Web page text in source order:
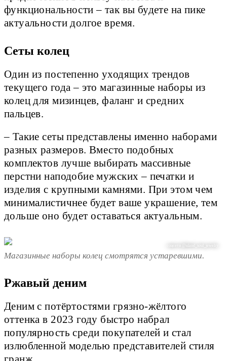
функциональности – так вы будете на пике
актуальности долгое время.
Сеты колец
Один из постепенно уходящих трендов
текущего года – это магазинные наборы из
колец для мизинцев, фаланг и средних
пальцев.
– Такие сеты представлены именно наборами
разных размеров. Вместо подобных
комплектов лучше выбирать массивные
перстни наподобие мужских – печатки и
изделия с крупными камнями. При этом чем
минималистичнее будет ваше украшение, тем
дольше оно будет оставаться актуальным.
соцсети @island_soul_jewelry
Магазинные наборы колец смотрятся устаревшими.
Ржавый деним
Деним с потёртостями грязно-жёлтого
оттенка в 2023 году быстро набрал
популярность среди покупателей и стал
излюбленной моделью представителей стиля